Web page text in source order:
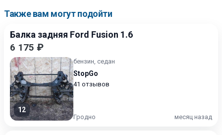
Также вам могут подойти
Балка задняя Ford Fusion 1.6
6 175 ₽
12
бензин, седан
StopGo
41 отзывов
Гродно месяц назад